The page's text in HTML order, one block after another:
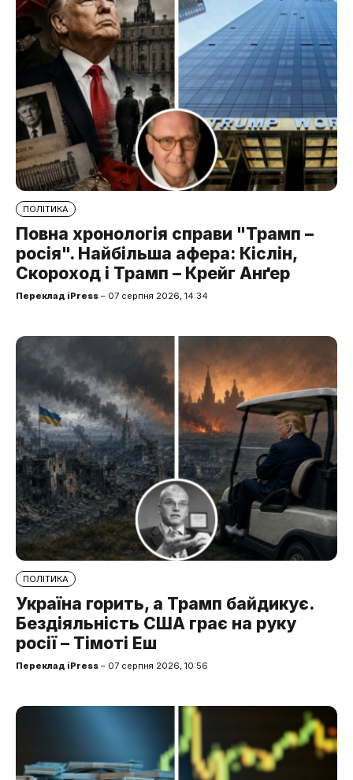
ПОЛІТИКА
Повна хронологія справи "Трамп –
росія". Найбільша афера: Кіслін,
Скороход і Трамп – Крейг Анґер
Переклад iPress – 07 серпня 2026, 14:34
ПОЛІТИКА
Україна горить, а Трамп байдикує.
Бездіяльність США грає на руку
росії – Тімоті Еш
Переклад iPress – 07 серпня 2026, 10:56